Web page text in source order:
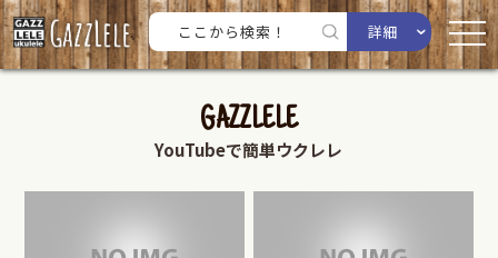
詳細
GAZZLELE
YouTubeで簡単ウクレレ